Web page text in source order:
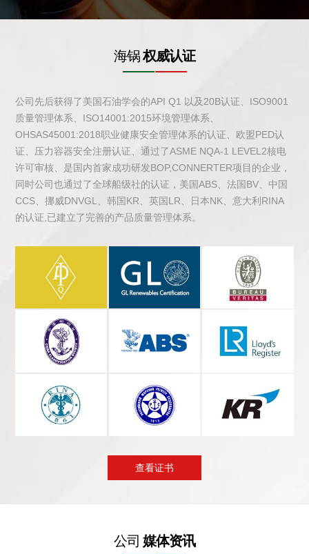
海锅权威认证
公司先后获得了美国石油学会的API Q1 以及20B认证、ISO9001
质量管理体系、ISO14001:2015环境管理体系、
OHSAS45001:2018职业健康安全管理体系的认证、欧盟PED认
证、压力容器安全注册认证、通过了ASME NQA-1 LEVEL2核电
许可审核、是国内首家成功研发BOP,CONNERTER项目的企业，
同时公司也通过了全球船级社的认证，美国ABS、法国BV、中国
CCS、挪威DNVGL、韩国KR、英国LR、日本NK、意大利RINA
的认证,已建立了完善的产品质量管理体系。
查看证书
公司 媒体资讯